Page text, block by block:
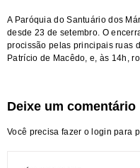
A Paróquia do Santuário dos
desde 23 de setembro. O
procissão pelas principais ruas
Patrício de Macêdo, e, às 14h,
Deixe um comentário
Você precisa fazer o login para